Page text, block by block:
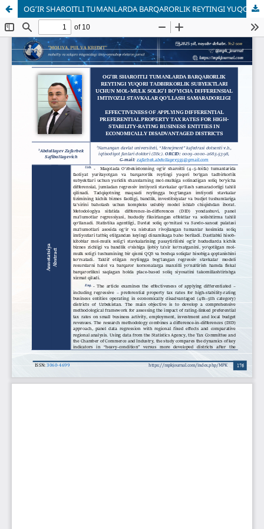
OG‘IR SHAROITLI TUMANLARDA BARQARORLIK REYTINGI YUQORI TADBIRKORLIK SUBYEKTLARI UCHUN MOL-MULK SOLIG‘I BO‘YICHA DIFFERENSIAL IMTIYOZLI STAVKALAR QO‘LLASH SAMARADORLIGI